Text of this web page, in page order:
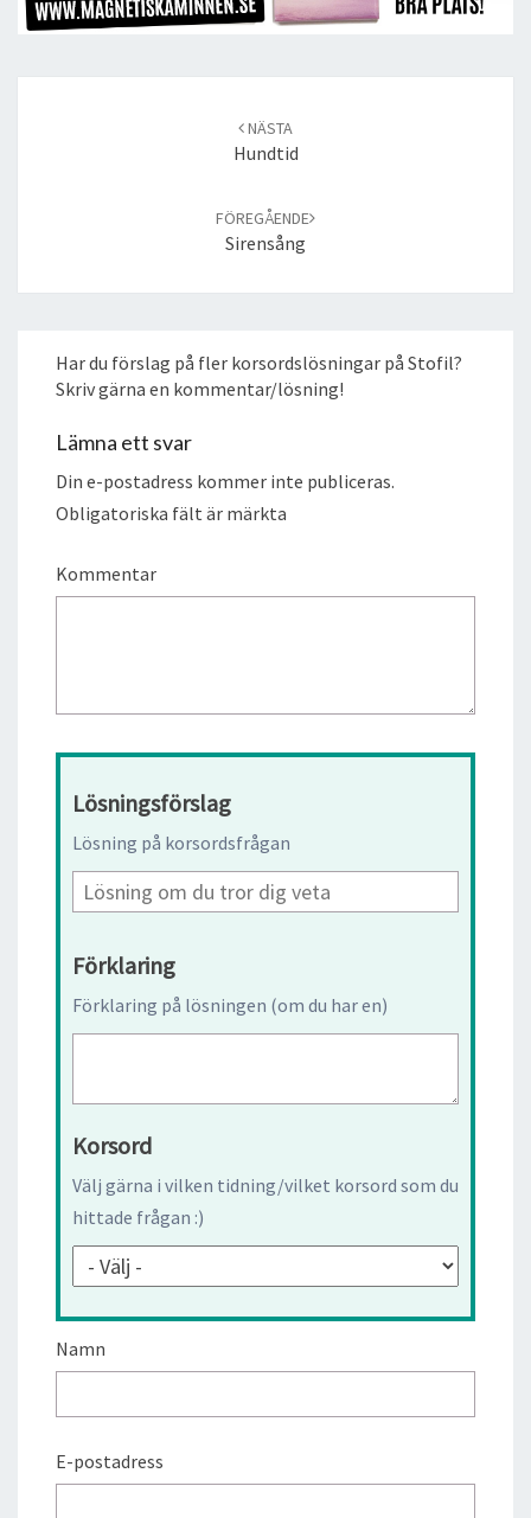
NÄSTA
Hundtid
FÖREGÅENDE
Sirensång
Har du förslag på fler korsordslösningar på Stofil?
Skriv gärna en kommentar/lösning!
Lämna ett svar
Din e-postadress kommer inte publiceras.
Obligatoriska fält är märkta
Kommentar
Lösningsförslag
Lösning på korsordsfrågan
Förklaring
Förklaring på lösningen (om du har en)
Korsord
Välj gärna i vilken tidning/vilket korsord som du
hittade frågan :)
Namn
E-postadress